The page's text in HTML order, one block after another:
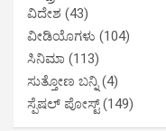
ವಿದೇಶ (43)
ವೀಡಿಯೊಗಳು (104)
ಸಿನಿಮಾ (113)
ಸುತ್ತೋಣ ಬನ್ನಿ (4)
ಸ್ಪೆಷಲ್ ಪೋಸ್ಟ್(149)